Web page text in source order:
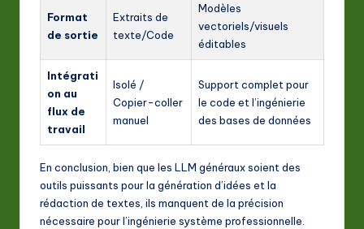
Format
de sortie
Extraits de
texte/Code
Modèles
vectoriels/visuels
éditables
Intégrati
on au
flux de
travail
Isolé /
Copier-coller
manuel
Support complet pour
le code et l’ingénierie
des bases de données
En conclusion, bien que les LLM généraux soient des
outils puissants pour la génération d’idées et la
rédaction de textes, ils manquent de la précision
nécessaire pour l’ingénierie système professionnelle.